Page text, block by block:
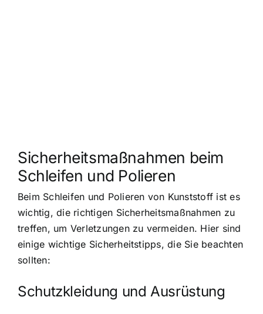
Sicherheitsmaßnahmen beim
Schleifen und Polieren
Beim Schleifen und Polieren von Kunststoff ist es
wichtig, die richtigen Sicherheitsmaßnahmen zu
treffen, um Verletzungen zu vermeiden. Hier sind
einige wichtige Sicherheitstipps, die Sie beachten
sollten:
Schutzkleidung und Ausrüstung